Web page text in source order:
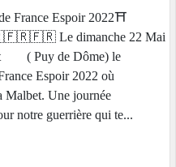
de France Espoir 2022⛩
Le dimanche 22 Mai
( Puy de Dôme) le
Espoir 2022 où
Malbet. Une journée
notre guerrière qui te...